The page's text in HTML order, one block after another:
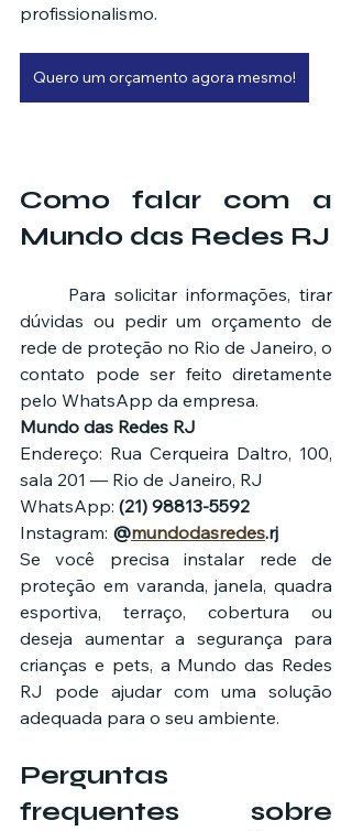
profissionalismo.
Quero um orçamento agora mesmo!
Como falar com a
Mundo das Redes RJ
dúvidas ou pedir um orçamento de
rede de proteção no Rio de Janeiro, o
contato pode ser feito diretamente
pelo WhatsApp da empresa.
Mundo das Redes RJ
Endereço: Rua Cerqueira Daltro, 100,
sala 201 — Rio de Janeiro, RJ
WhatsApp: (21) 98813-5592
Instagram: @mundodasredes.rj
Se você precisa instalar rede de
proteção em varanda, janela, quadra
esportiva, terraço, cobertura ou
deseja aumentar a segurança para
crianças e pets, a Mundo das Redes
RJ pode ajudar com uma solução
adequada para o seu ambiente.
Perguntas
frequentes sobre